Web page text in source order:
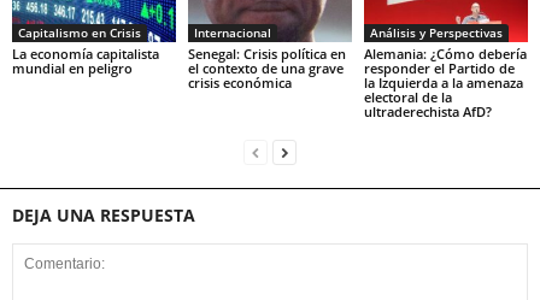
Capitalismo en Crisis
La economía capitalista
mundial en peligro
Internacional
Senegal: Crisis política en
el contexto de una grave
crisis económica
Análisis y Perspectivas
Alemania: ¿Cómo debería
responder el Partido de
la Izquierda a la amenaza
electoral de la
ultraderechista AfD?
DEJA UNA RESPUESTA